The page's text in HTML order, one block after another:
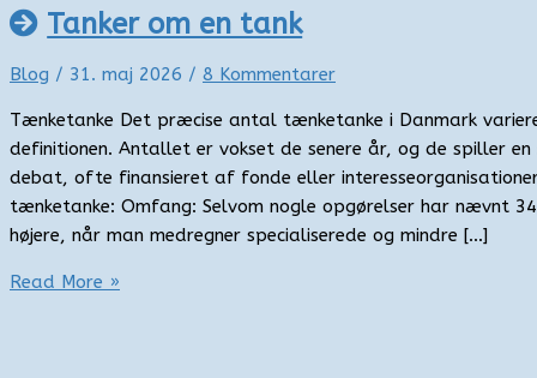
Tanker om en tank
Blog / 31. maj 2026 / 8 Kommentarer
Tænketanke Det præcise antal tænketanke i Danmark
definitionen. Antallet er vokset de senere år, og de spiller
debat, ofte finansieret af fonde eller
tænketanke: Omfang: Selvom nogle opgørelser har nævnt
højere, når man medregner specialiserede og mindre […]
Tanker
Read More »